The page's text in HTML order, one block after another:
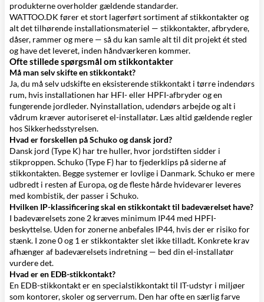
produkterne overholder gældende standarder.
WATTOO.DK fører et stort lagerført sortiment af stikkontakter og
alt det tilhørende installationsmateriel — stikkontakter,afbrydere,
dåser, rammerog mere — så du kan samle alt til dit projekt ét sted
og have det leveret, inden håndværkeren kommer.
Ofte stillede spørgsmål om stikkontakter
Må man selv skifte en stikkontakt?
Ja, du må selv udskifte en eksisterende stikkontakt i tørre indendørs
rum, hvis installationen har HFI- eller HPFI-afbryder og en
fungerende jordleder. Nyinstallation, udendørs arbejde og alt i
vådrum kræver autoriseret el-installatør. Læs altid gældende regler
hos Sikkerhedsstyrelsen.
Hvad er forskellen på Schuko og dansk jord?
Dansk jord (Type K) har tre huller, hvor jordstiften sidder i
stikproppen. Schuko (Type F) har to fjederklips på siderne af
stikkontakten. Begge systemer er lovlige i Danmark. Schuko er mere
udbredt i resten af Europa, og de fleste hårde hvidevarer leveres
med kombistik, der passer i Schuko.
Hvilken IP-klassificering skal en stikkontakt til badeværelset have?
I badeværelsets zone 2 kræves minimum IP44 med HPFI-
beskyttelse. Uden for zonerne anbefales IP44, hvis der er risiko for
stænk. I zone 0 og 1 er stikkontakter slet ikke tilladt. Konkrete krav
afhænger af badeværelsets indretning — bed din el-installatør
vurdere det.
Hvad er en EDB-stikkontakt?
En EDB-stikkontakt er en specialstikkontakt til IT-udstyr i miljøer
som kontorer, skoler og serverrum. Den har ofte en særlig farve